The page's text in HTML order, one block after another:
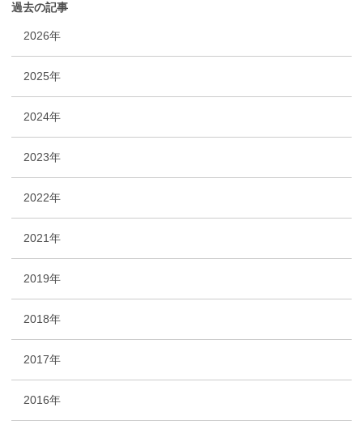
過去の記事
2026年
2025年
2024年
2023年
2022年
2021年
2019年
2018年
2017年
2016年